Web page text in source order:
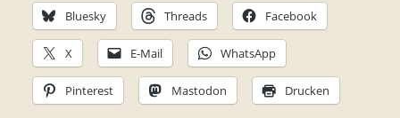
Bluesky Threads Facebook
X E-Mail WhatsApp
Pinterest Mastodon Drucken